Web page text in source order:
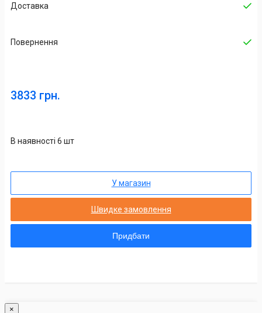
Доставка
Повернення
3833 грн.
В наявності 6 шт
У магазин
Швидке замовлення
Придбати
×